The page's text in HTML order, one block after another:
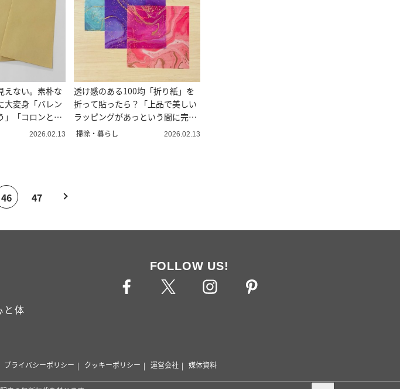
えない。素朴な
大変身「バレン
」「コロンとか
2026.02.13
透け感のある100均「折り紙」を
折って貼ったら？「上品で美しい
ラッピングがあっという間に完
成」
掃除・暮らし 2026.02.13
46 47
と体
FOLLOW US!
プライバシーポリシー クッキーポリシー 運営会社 媒体資料